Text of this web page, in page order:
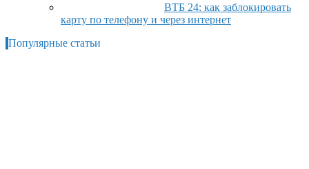
ВТБ 24: как заблокировать
карту по телефону и через интернет
Популярные статьи